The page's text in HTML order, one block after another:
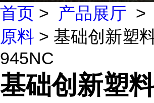
首页 > 产品展厅 >
原料 > 基础创新塑
945NC
基础创新塑